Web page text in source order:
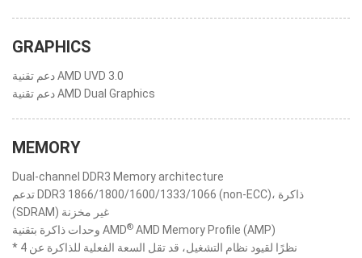
GRAPHICS
دعم تقنية AMD UVD 3.0
دعم تقنية AMD Dual Graphics
MEMORY
Dual-channel DDR3 Memory architecture
تدعم DDR3 1866/1800/1600/1333/1066 (non-ECC)، ذاكرة
(SDRAM) غير مخزنة
وحدات ذاكرة بتقنية AMD® AMD Memory Profile (AMP)‎
* نظرًا لقيود نظام التشغيل، قد تقل السعة الفعلية للذاكرة عن 4